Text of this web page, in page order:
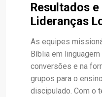
Resultados
Lideranças
As equipes
Bíblia em
conversões e na
grupos para o
discipulado. Com o